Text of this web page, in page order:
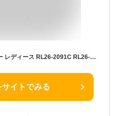
シチズン レグノ 腕時計 ソーラー レディース RL26-2091C RL26-2092C RL26-2093C CITIZEN REGUNO ソーラーテック レディース 女性用 腕時計 革ベルト レザー 30代 40代 50代 60代 誕生日プレゼント 女性 ギフト 腕時計 敬老の日 母の日
イトでみる